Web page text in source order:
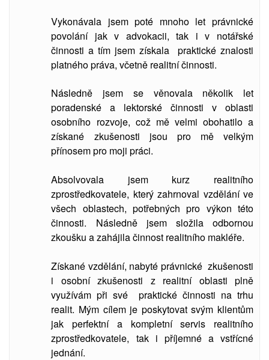
Vykonávala jsem poté mnoho let právnické
povolání jak v advokacii, tak i v notářské
činnosti a tím jsem získala praktické znalosti
platného práva, včetně realitní činnosti.
Následně jsem se věnovala několik let
poradenské a lektorské činnosti v oblasti
osobního rozvoje, což mě velmi obohatilo a
získané zkušenosti jsou pro mě velkým
přínosem pro moji práci.
Absolvovala jsem kurz realitního
zprostředkovatele, který zahrnoval vzdělání ve
všech oblastech, potřebných pro výkon této
činnosti. Následně jsem složila odbornou
zkoušku a zahájila činnost realitního makléře.
Získané vzdělání, nabyté právnické zkušenosti
i osobní zkušenosti z realitní oblasti plně
využívám při své praktické činnosti na trhu
realit. Mým cílem je poskytovat svým klientům
jak perfektní a kompletní servis realitního
zprostředkovatele, tak i příjemné a vstřícné
jednání.